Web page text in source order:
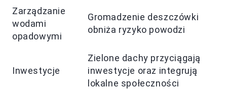
Zarządzanie
wodami
opadowymi
Gromadzenie deszczówki
obniża ryzyko powodzi
Inwestycje
Zielone dachy przyciągają
inwestycje oraz integrują
lokalne społeczności